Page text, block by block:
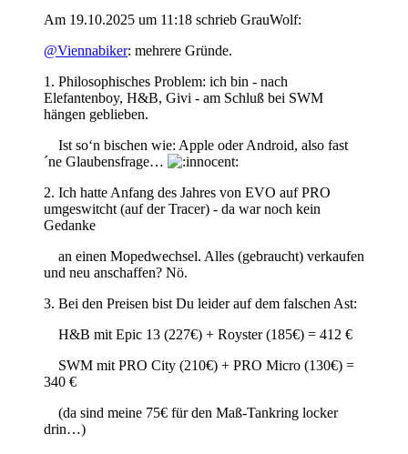
Am 19.10.2025 um 11:18 schrieb GrauWolf:
@Viennabiker: mehrere Gründe.
1. Philosophisches Problem: ich bin - nach
Elefantenboy, H&B, Givi - am Schluß bei SWM
hängen geblieben.
Ist so‘n bischen wie: Apple oder Android, also fast
´ne Glaubensfrage…
2. Ich hatte Anfang des Jahres von EVO auf PRO
umgeswitcht (auf der Tracer) - da war noch kein
Gedanke
an einen Mopedwechsel. Alles (gebraucht) verkaufen
und neu anschaffen? Nö.
3. Bei den Preisen bist Du leider auf dem falschen Ast:
H&B mit Epic 13 (227€) + Royster (185€) = 412 €
SWM mit PRO City (210€) + PRO Micro (130€) =
340 €
(da sind meine 75€ für den Maß-Tankring locker
drin…)